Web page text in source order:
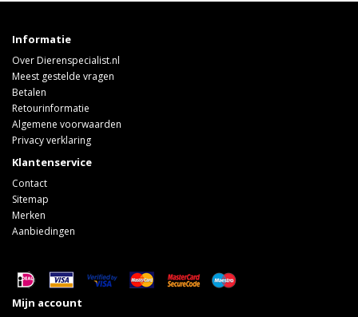
Informatie
Over Dierenspecialist.nl
Meest gestelde vragen
Betalen
Retourinformatie
Algemene voorwaarden
Privacy verklaring
Klantenservice
Contact
Sitemap
Merken
Aanbiedingen
Mijn account